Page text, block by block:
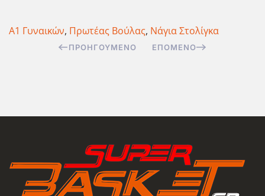
Α1 Γυναικών, Πρωτέας Βούλας, Νάγια Στολίγκα
ΠΡΟΗΓΟΎΜΕΝΟ ΕΠΌΜΕΝΟ